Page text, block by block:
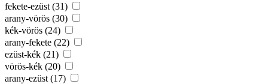
fekete-ezüst (31)
arany-vörös (30)
kék-vörös (24)
arany-fekete (22)
ezüst-kék (21)
vörös-kék (20)
arany-ezüst (17)